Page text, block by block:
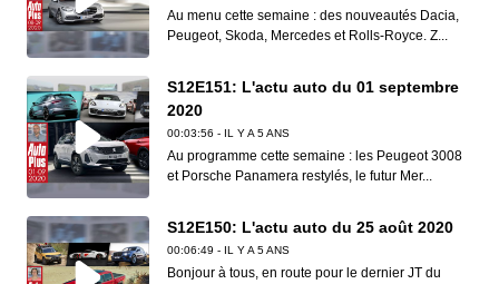
Au menu cette semaine : des nouveautés Dacia,
Peugeot, Skoda, Mercedes et Rolls-Royce. Z...
S12E151: L'actu auto du 01 septembre
2020
00:03:56 - IL Y A 5 ANS
Au programme cette semaine : les Peugeot 3008
et Porsche Panamera restylés, le futur Mer...
S12E150: L'actu auto du 25 août 2020
00:06:49 - IL Y A 5 ANS
Bonjour à tous, en route pour le dernier JT du